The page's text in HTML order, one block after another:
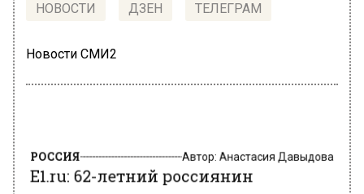
НОВОСТИ ДЗЕН ТЕЛЕГРАМ
Новости СМИ2
Е1.ru: 62-летний россиянин
похоронил свою жену и исчез